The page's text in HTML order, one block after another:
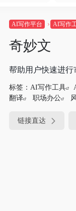
AI写作平台 AI写作
奇妙文
帮助用户快速进行
标签： AI写作工具
翻译
职场办公
链接直达